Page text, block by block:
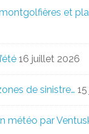
et
16 juillet 2026
de sinistre…
météo par